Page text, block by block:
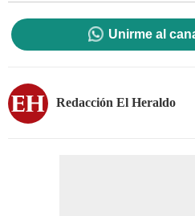
Unirme al
Redacción El Heraldo